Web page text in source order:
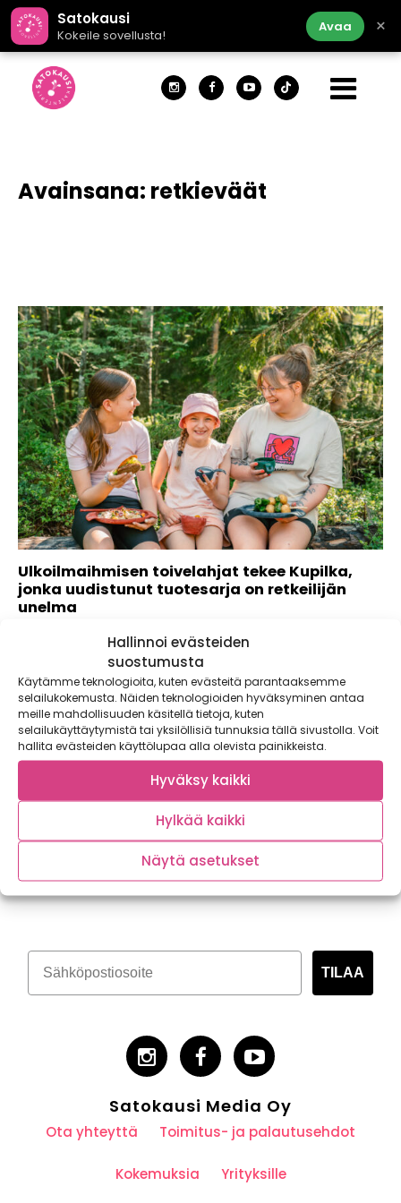
Hallinnoi evästeiden
suostumusta
Käytämme teknologioita, kuten evästeitä parantaaksemme
selailukokemusta. Näiden teknologioiden hyväksyminen antaa
meille mahdollisuuden käsitellä tietoja, kuten
selailukäyttäytymistä tai yksilöllisiä tunnuksia tällä sivustolla. Voit
hallita evästeiden käyttölupaa alla olevista painikkeista.
Hyväksy kaikki
Hylkää kaikki
Näytä asetukset
Satokausi
Kokeile sovellusta!
Avaa ×
Avainsana: retkieväät
Ulkoilmaihmisen toivelahjat tekee Kupilka,
jonka uudistunut tuotesarja on retkeilijän
unelma
Kaupallinen yhteistyö: Kupilka Kupilka on perinteinen
perheyritys Pohjois-Karjalasta, joka valmistaa kevyitä,
kestäviä ja ekologisia...
Tilaa kasvispitoinen uutiskirje
TILAA
Satokausi Media Oy
Ota yhteyttä Toimitus- ja palautusehdot
Kokemuksia Yrityksille